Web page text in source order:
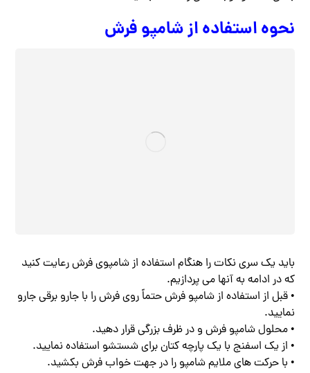
نحوه استفاده از شامپو فرش
باید یک سری نکات را هنگام استفاده از شامپوی فرش رعایت کنید
که در ادامه به آنها می پردازیم.
• قبل از استفاده از شامپو فرش حتماً روی فرش را با جارو برقی جارو
نمایید.
• محلول شامپو فرش و در ظرف بزرگی قرار دهید.
• از یک اسفنج با یک پارچه کتان برای شستشو استفاده نمایید.
• با حرکت های ملایم شامپو را در جهت خواب فرش بکشید.